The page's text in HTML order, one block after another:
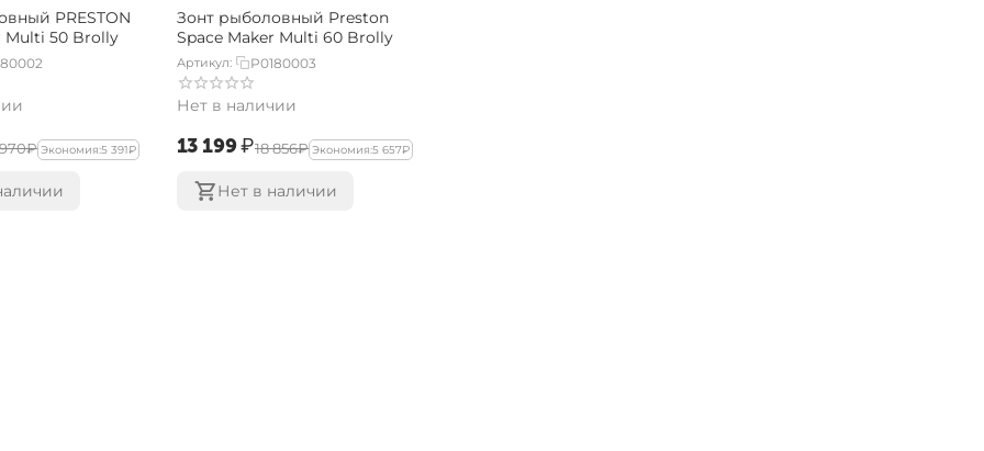
PRESTON
Multi 50 Brolly
₽ Экономия:‍5 391‍₽
Зонт рыболовный Preston
Space Maker Multi 60 Brolly
Артикул: P0180003
Нет в наличии
‍13 199‍₽‍18 856‍₽ Экономия:‍5 657‍₽
Нет в наличии